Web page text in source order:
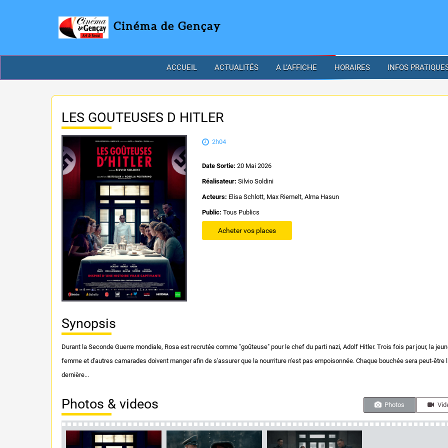
Cinéma de Gençay
ACCUEIL ACTUALITÉS A L’AFFICHE HORAIRES INFOS
LES GOUTEUSES D HITLER
2h04
Date Sortie: 20 Mai 2026
Réalisateur: Silvio Soldini
Acteurs: Elisa Schlott, Max Riemelt, Alma Hasun
Public: Tous Publics
Acheter vos places
Synopsis
Durant la Seconde Guerre mondiale, Rosa est recrutée comme "goûteuse" pour le chef du parti nazi, Adolf Hitler. Trois fois par jour, la
femme et d'autres camarades doivent manger afin de s'assurer que la nourriture n'est pas empoisonnée. Chaque bouchée sera peut-être
dernière...
Photos & videos Photos